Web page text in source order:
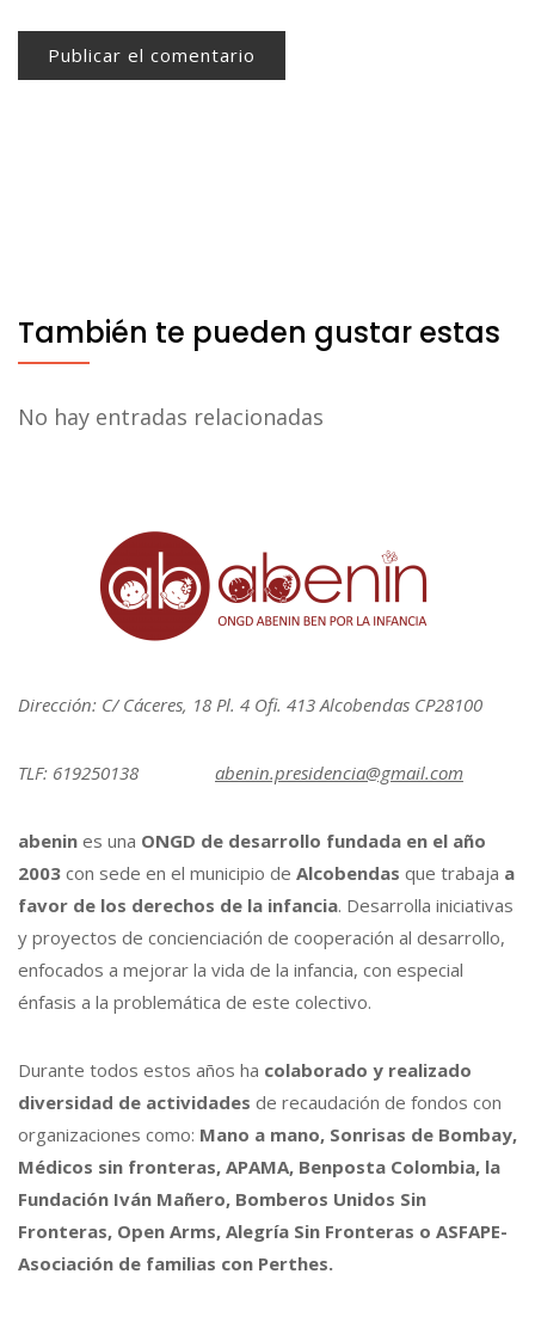
También te pueden gustar estas
No hay entradas relacionadas
Dirección: C/ Cáceres, 18 Pl. 4 Ofi. 413 Alcobendas CP28100
TLF: 619250138 abenin.presidencia@gmail.com
abenin es una ONGD de desarrollo fundada en el año
2003 con sede en el municipio de Alcobendas que trabaja a
favor de los derechos de la infancia. Desarrolla iniciativas
y proyectos de concienciación de cooperación al desarrollo,
enfocados a mejorar la vida de la infancia, con especial
énfasis a la problemática de este colectivo.
Durante todos estos años ha colaborado y realizado
diversidad de actividades de recaudación de fondos con
organizaciones como: Mano a mano, Sonrisas de Bombay,
Médicos sin fronteras, APAMA, Benposta Colombia, la
Fundación Iván Mañero, Bomberos Unidos Sin
Fronteras, Open Arms, Alegría Sin Fronteras o ASFAPE-
Asociación de familias con Perthes.